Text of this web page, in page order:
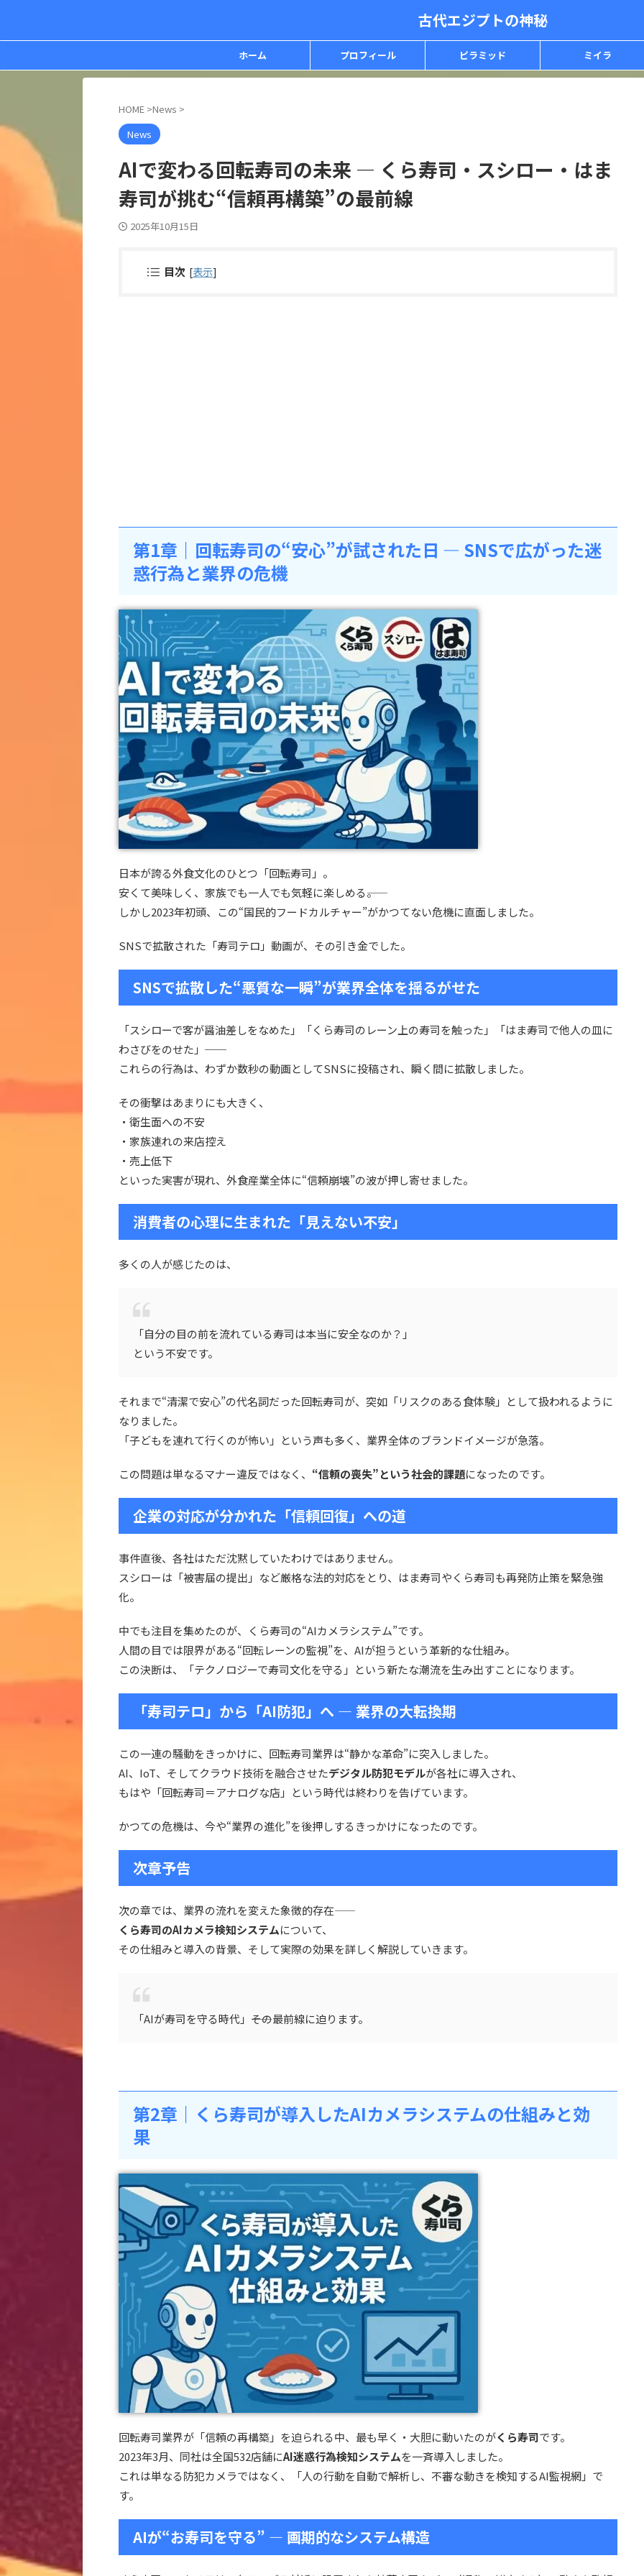
古代エジプトの神秘
ホーム プロフィール ピラミッド ミイラ
HOME >News >
News
AIで変わる回転寿司の未来 ― くら寿司・スシロー・はま
寿司が挑む“信頼再構築”の最前線
2025年10月15日
目次 [表示]
第1章｜回転寿司の“安心”が試された日 ― SNSで広がった迷
惑行為と業界の危機
日本が誇る外食文化のひとつ「回転寿司」。
安くて美味しく、家族でも一人でも気軽に楽しめる――。
しかし2023年初頭、この“国民的フードカルチャー”がかつてない危機に直面しました。
SNSで拡散された「寿司テロ」動画が、その引き金でした。
SNSで拡散した“悪質な一瞬”が業界全体を揺るがせた
「スシローで客が醤油差しをなめた」「くら寿司のレーン上の寿司を触った」「はま寿司で他人の皿に
わさびをのせた」──
これらの行為は、わずか数秒の動画としてSNSに投稿され、瞬く間に拡散しました。
その衝撃はあまりにも大きく、
・衛生面への不安
・家族連れの来店控え
・売上低下
といった実害が現れ、外食産業全体に“信頼崩壊”の波が押し寄せました。
消費者の心理に生まれた「見えない不安」
多くの人が感じたのは、
「自分の目の前を流れている寿司は本当に安全なのか？」
という不安です。
それまで“清潔で安心”の代名詞だった回転寿司が、突如「リスクのある食体験」として扱われるように
なりました。
「子どもを連れて行くのが怖い」という声も多く、業界全体のブランドイメージが急落。
この問題は単なるマナー違反ではなく、 “信頼の喪失”という社会的課題になったのです。
企業の対応が分かれた「信頼回復」への道
事件直後、各社はただ沈黙していたわけではありません。
スシローは「被害届の提出」など厳格な法的対応をとり、はま寿司やくら寿司も再発防止策を緊急強
化。
中でも注目を集めたのが、くら寿司の“AIカメラシステム”です。
人間の目では限界がある“回転レーンの監視”を、AIが担うという革新的な仕組み。
この決断は、「テクノロジーで寿司文化を守る」という新たな潮流を生み出すことになります。
「寿司テロ」から「AI防犯」へ ― 業界の大転換期
この一連の騒動をきっかけに、回転寿司業界は“静かな革命”に突入しました。
AI、IoT、そしてクラウド技術を融合させたデジタル防犯モデルが各社に導入され、
もはや「回転寿司＝アナログな店」という時代は終わりを告げています。
かつての危機は、今や“業界の進化”を後押しするきっかけになったのです。
次章予告
次の章では、業界の流れを変えた象徴的存在――
くら寿司のAIカメラ検知システムについて、
その仕組みと導入の背景、そして実際の効果を詳しく解説していきます。
「AIが寿司を守る時代」――その最前線に迫ります。
第2章｜くら寿司が導入したAIカメラシステムの仕組みと効
果
回転寿司業界が「信頼の再構築」を迫られる中、最も早く・大胆に動いたのがくら寿司です。
2023年3月、同社は全国532店舗にAI迷惑行為検知システムを一斉導入しました。
これは単なる防犯カメラではなく、「人の行動を自動で解析し、不審な動きを検知するAI監視網」で
す。
AIが“お寿司を守る” ― 画期的なシステム構造